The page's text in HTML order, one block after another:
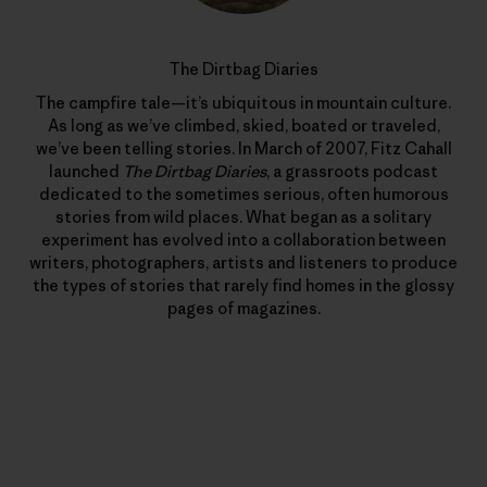
The Dirtbag Diaries
The campfire tale—it’s ubiquitous in mountain culture.
As long as we’ve climbed, skied, boated or traveled,
we’ve been telling stories. In March of 2007, Fitz Cahall
launched The Dirtbag Diaries, a grassroots podcast
dedicated to the sometimes serious, often humorous
stories from wild places. What began as a solitary
experiment has evolved into a collaboration between
writers, photographers, artists and listeners to produce
the types of stories that rarely find homes in the glossy
pages of magazines.